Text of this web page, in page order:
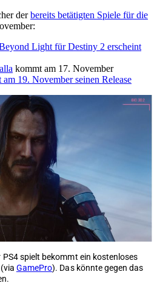
derbereits betätigten Spiele für die
Light für Destiny 2 erscheint
kommt am 17. November
19. November seinen Release
spielt bekommt ein kostenloses
GamePro). Das könnte gegen das